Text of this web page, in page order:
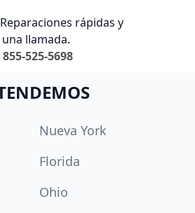
rápidas y
llamada.
855-525-5698
Nueva York
Florida
Ohio